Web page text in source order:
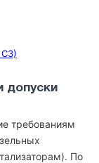
допуски
требованиям
По